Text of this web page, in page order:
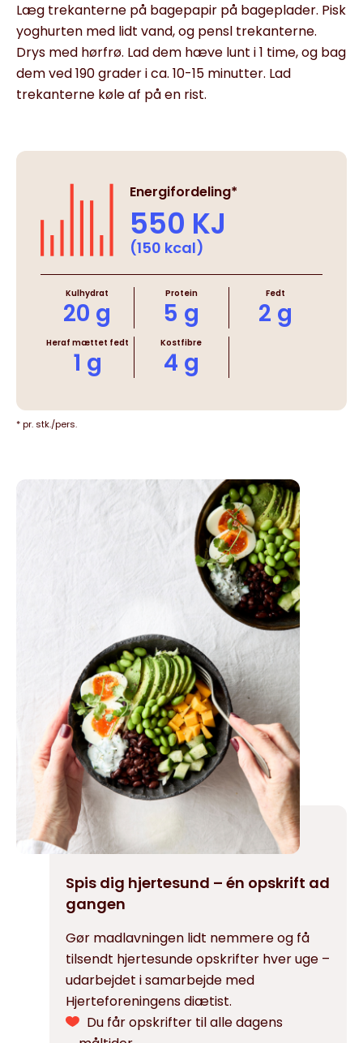
Læg trekanterne på bagepapir på bageplader. Pisk
yoghurten med lidt vand, og pensl trekanterne.
Drys med hørfrø. Lad dem hæve lunt i 1 time, og bag
dem ved 190 grader i ca. 10-15 minutter. Lad
trekanterne køle af på en rist.
Energifordeling*
550 KJ
(150 kcal)
Kulhydrat
20 g
Protein
5 g
Fedt
2 g
Heraf mættet fedt
1 g
Kostfibre
4 g
* pr. stk./pers.
Spis dig hjertesund – én opskrift ad
gangen
Gør madlavningen lidt nemmere og få
tilsendt hjertesunde opskrifter hver uge –
udarbejdet i samarbejde med
Hjerteforeningens diætist.
Du får opskrifter til alle dagens